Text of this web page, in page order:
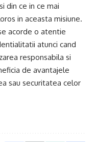
din ce in ce mai
in aceasta misiune.
acorde o atentie
atunci cand
responsabila si
de avantajele
sau securitatea celor